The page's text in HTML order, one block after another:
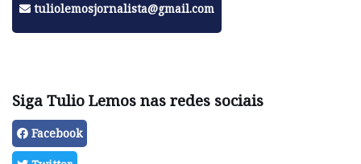
tuliolemosjornalista@gmail.com
Siga Tulio Lemos nas redes sociais
Facebook